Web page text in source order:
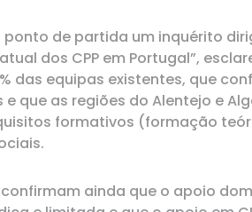
de partida um inquérito
dos CPP em Portugal”,
das equipas existentes, que
que as regiões do Alentejo e
formativos (formação
ainda que o apoio